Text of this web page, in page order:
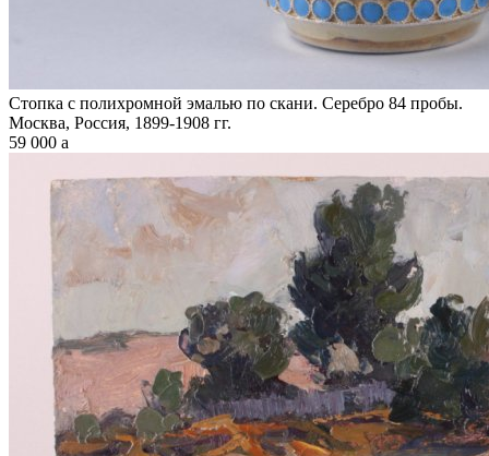
Стопка с полихромной эмалью по скани. Серебро 84 пробы.
Москва, Россия, 1899-1908 гг.
59 000 a